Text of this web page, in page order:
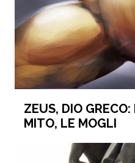
ZEUS, DIO
MITO, LE MOGLI